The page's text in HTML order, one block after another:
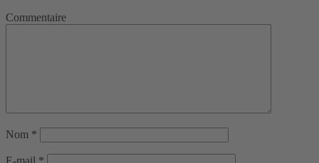
Commentaire
Nom *
E-mail *